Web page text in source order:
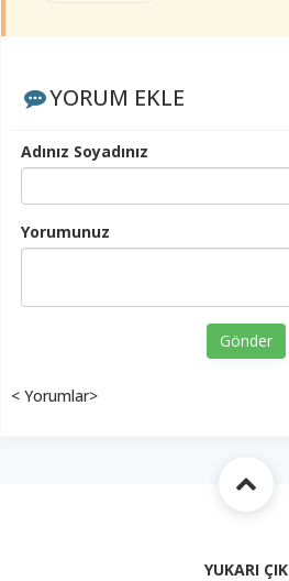
YORUM EKLE
Adınız Soyadınız
Yorumunuz
Gönder
< Yorumlar>
YUKARI ÇIK